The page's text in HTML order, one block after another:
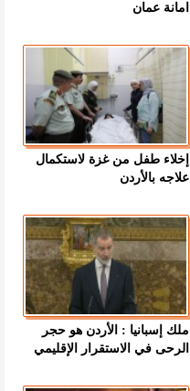
امانة عمان
إخلاء طفل من غزة لاستكمال
علاجه بالأردن
ملك إسبانيا : الأردن هو حجر
الرحى في الاستقرار الإقليمي